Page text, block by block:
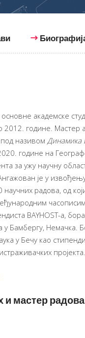
oсновне академске
2012. године. Мастер
под називом Динамика
године на
за ужу научну
је у
научних радова, од
BAYHOST-а,
Бамбергу, Немачка.
у Бечу као
и мастер радова